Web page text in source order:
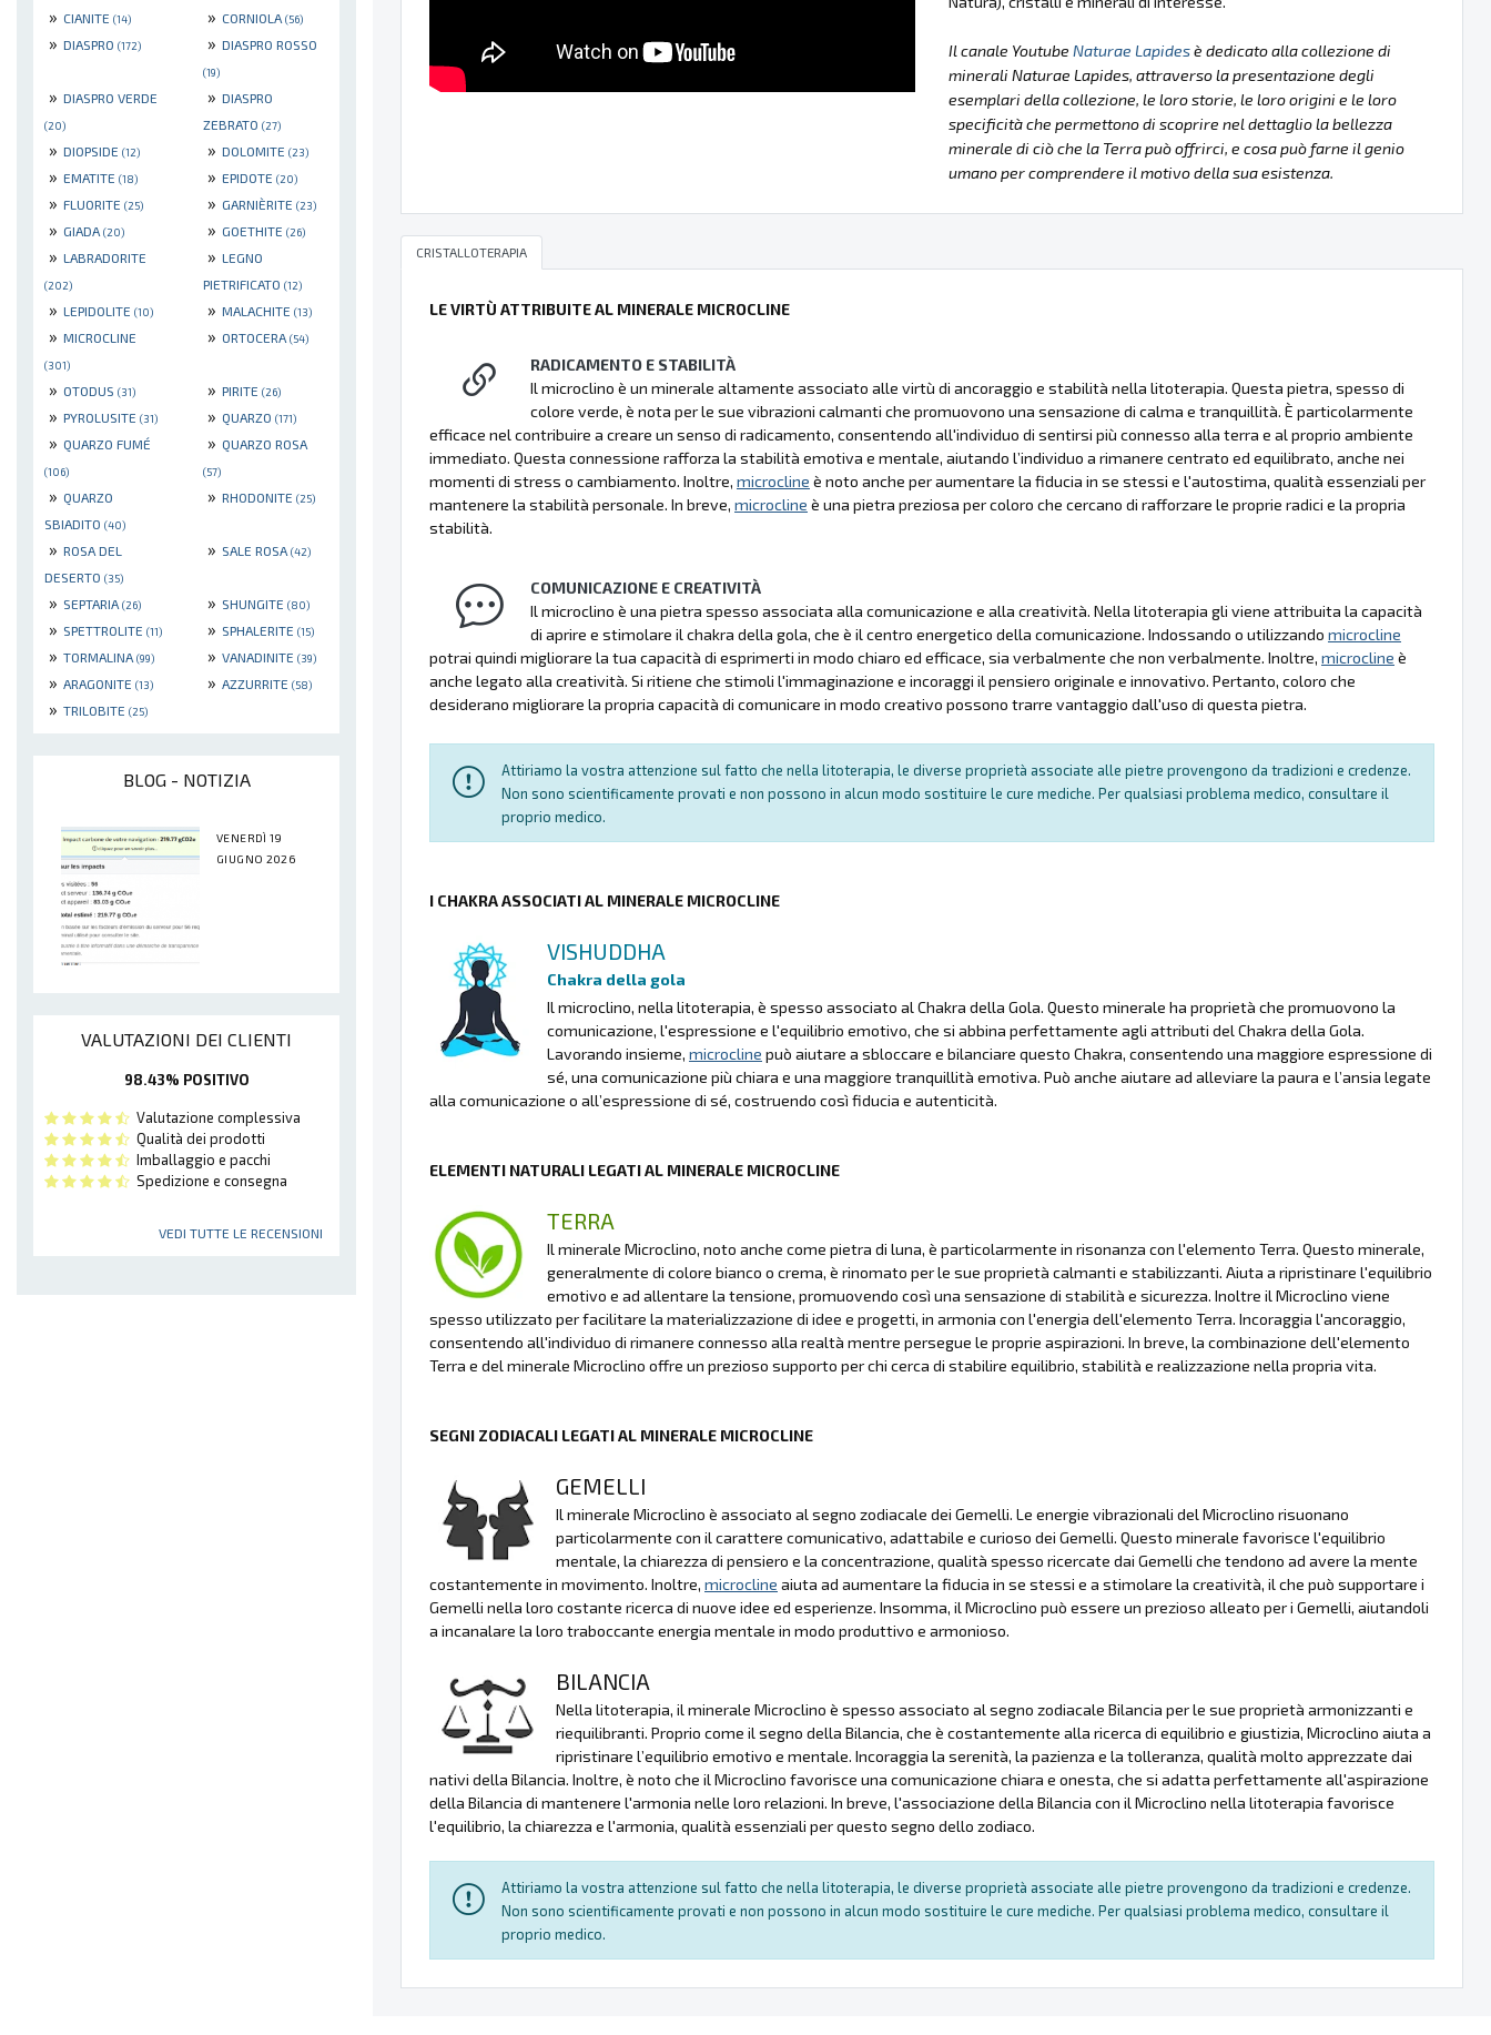
» CIANITE (14) » CORNIOLA (56)
» DIASPRO (172) » DIASPRO ROSSO
(19)
» DIASPRO VERDE
(20)
» DIASPRO
ZEBRATO (27)
» DIOPSIDE (12) » DOLOMITE (23)
» EMATITE (18) » EPIDOTE (20)
» FLUORITE (25) » GARNIÈRITE (23)
» GIADA (20) » GOETHITE (26)
» LABRADORITE
(202)
» LEGNO
PIETRIFICATO (12)
» LEPIDOLITE (10) » MALACHITE (13)
» MICROCLINE
(301)
» ORTOCERA (54)
» OTODUS (31) » PIRITE (26)
» PYROLUSITE (31) » QUARZO (171)
» QUARZO FUMÉ
(106)
» QUARZO ROSA
(57)
» QUARZO
SBIADITO (40)
» RHODONITE (25)
» ROSA DEL
DESERTO (35)
» SALE ROSA (42)
» SEPTARIA (26) » SHUNGITE (80)
» SPETTROLITE (11) » SPHALERITE (15)
» TORMALINA (99) » VANADINITE (39)
» ARAGONITE (13) » AZZURRITE (58)
» TRILOBITE (25)
BLOG - NOTIZIA
VENERDÌ 19
GIUGNO 2026
VALUTAZIONI DEI CLIENTI
98.43% POSITIVO
Valutazione complessiva
Qualità dei prodotti
Imballaggio e pacchi
Spedizione e consegna
VEDI TUTTE LE RECENSIONI
Il canale Youtube Naturae Lapidesè dedicato alla collezione di
minerali Naturae Lapides, attraverso la presentazione degli
esemplari della collezione, le loro storie, le loro origini e le loro
specificità che permettono di scoprire nel dettaglio la bellezza
minerale di ciò che la Terra può offrirci, e cosa può farne il genio
umano per comprendere il motivo della sua esistenza.
CRISTALLOTERAPIA
LE VIRTÙ ATTRIBUITE AL MINERALE MICROCLINE
RADICAMENTO E STABILITÀ
Il microclino è un minerale altamente associato alle virtù di ancoraggio e stabilità nella litoterapia. Questa pietra, spesso di
colore verde, è nota per le sue vibrazioni calmanti che promuovono una sensazione di calma e tranquillità. È particolarmente
efficace nel contribuire a creare un senso di radicamento, consentendo all'individuo di sentirsi più connesso alla terra e al proprio ambiente
immediato. Questa connessione rafforza la stabilità emotiva e mentale, aiutando l’individuo a rimanere centrato ed equilibrato, anche nei
momenti di stress o cambiamento. Inoltre, microcline è noto anche per aumentare la fiducia in se stessi e l'autostima, qualità essenziali per
mantenere la stabilità personale. In breve, microcline è una pietra preziosa per coloro che cercano di rafforzare le proprie radici e la propria
stabilità.
COMUNICAZIONE E CREATIVITÀ
Il microclino è una pietra spesso associata alla comunicazione e alla creatività. Nella litoterapia gli viene attribuita la capacità
di aprire e stimolare il chakra della gola, che è il centro energetico della comunicazione. Indossando o utilizzando microcline
potrai quindi migliorare la tua capacità di esprimerti in modo chiaro ed efficace, sia verbalmente che non verbalmente. Inoltre, microcline è
anche legato alla creatività. Si ritiene che stimoli l'immaginazione e incoraggi il pensiero originale e innovativo. Pertanto, coloro che
desiderano migliorare la propria capacità di comunicare in modo creativo possono trarre vantaggio dall'uso di questa pietra.
Attiriamo la vostra attenzione sul fatto che nella litoterapia, le diverse proprietà associate alle pietre provengono da tradizioni e credenze.
Non sono scientificamente provati e non possono in alcun modo sostituire le cure mediche. Per qualsiasi problema medico, consultare il
proprio medico.
I CHAKRA ASSOCIATI AL MINERALE MICROCLINE
VISHUDDHA
Chakra della gola
Il microclino, nella litoterapia, è spesso associato al Chakra della Gola. Questo minerale ha proprietà che promuovono la
comunicazione, l'espressione e l'equilibrio emotivo, che si abbina perfettamente agli attributi del Chakra della Gola.
Lavorando insieme, microcline può aiutare a sbloccare e bilanciare questo Chakra, consentendo una maggiore espressione di
sé, una comunicazione più chiara e una maggiore tranquillità emotiva. Può anche aiutare ad alleviare la paura e l’ansia legate
alla comunicazione o all’espressione di sé, costruendo così fiducia e autenticità.
ELEMENTI NATURALI LEGATI AL MINERALE MICROCLINE
TERRA
Il minerale Microclino, noto anche come pietra di luna, è particolarmente in risonanza con l'elemento Terra. Questo minerale,
generalmente di colore bianco o crema, è rinomato per le sue proprietà calmanti e stabilizzanti. Aiuta a ripristinare l'equilibrio
emotivo e ad allentare la tensione, promuovendo così una sensazione di stabilità e sicurezza. Inoltre il Microclino viene
spesso utilizzato per facilitare la materializzazione di idee e progetti, in armonia con l'energia dell'elemento Terra. Incoraggia l'ancoraggio,
consentendo all'individuo di rimanere connesso alla realtà mentre persegue le proprie aspirazioni. In breve, la combinazione dell'elemento
Terra e del minerale Microclino offre un prezioso supporto per chi cerca di stabilire equilibrio, stabilità e realizzazione nella propria vita.
SEGNI ZODIACALI LEGATI AL MINERALE MICROCLINE
GEMELLI
Il minerale Microclino è associato al segno zodiacale dei Gemelli. Le energie vibrazionali del Microclino risuonano
particolarmente con il carattere comunicativo, adattabile e curioso dei Gemelli. Questo minerale favorisce l'equilibrio
mentale, la chiarezza di pensiero e la concentrazione, qualità spesso ricercate dai Gemelli che tendono ad avere la mente
costantemente in movimento. Inoltre, microcline aiuta ad aumentare la fiducia in se stessi e a stimolare la creatività, il che può supportare i
Gemelli nella loro costante ricerca di nuove idee ed esperienze. Insomma, il Microclino può essere un prezioso alleato per i Gemelli, aiutandoli
a incanalare la loro traboccante energia mentale in modo produttivo e armonioso.
BILANCIA
Nella litoterapia, il minerale Microclino è spesso associato al segno zodiacale Bilancia per le sue proprietà armonizzanti e
riequilibranti. Proprio come il segno della Bilancia, che è costantemente alla ricerca di equilibrio e giustizia, Microclino aiuta a
ripristinare l’equilibrio emotivo e mentale. Incoraggia la serenità, la pazienza e la tolleranza, qualità molto apprezzate dai
nativi della Bilancia. Inoltre, è noto che il Microclino favorisce una comunicazione chiara e onesta, che si adatta perfettamente all'aspirazione
della Bilancia di mantenere l'armonia nelle loro relazioni. In breve, l'associazione della Bilancia con il Microclino nella litoterapia favorisce
l'equilibrio, la chiarezza e l'armonia, qualità essenziali per questo segno dello zodiaco.
Attiriamo la vostra attenzione sul fatto che nella litoterapia, le diverse proprietà associate alle pietre provengono da tradizioni e credenze.
Non sono scientificamente provati e non possono in alcun modo sostituire le cure mediche. Per qualsiasi problema medico, consultare il
proprio medico.